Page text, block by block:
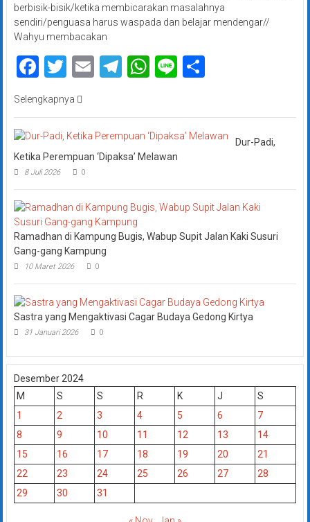
berbisik-bisik/ketika membicarakan masalahnya
sendiri/penguasa harus waspada dan belajar mendengar//
Wahyu membacakan
Facebook
Twitter
EmailTelegram
WhatsApp
LineShare
Selengkapnya
Dur-Padi,
Ketika Perempuan ‘Dipaksa’ Melawan
8 Juli 2026 0
Ramadhan di Kampung Bugis, Wabup Supit Jalan Kaki Susuri
Gang-gang Kampung
10 Maret 2026 0
Sastra yang Mengaktivasi Cagar Budaya Gedong Kirtya
31 Januari 2026 0
Desember 2024
M
S S R K J
S
1
2 3 4 5 6
7
8
9 10 11 12 13
14
15
16 17 18 19 20
21
22
23 24 25 26 27
28
29
30 31